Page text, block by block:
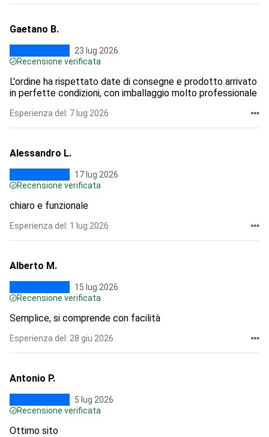
Gaetano B.
23 lug 2026
Recensione verificata
L'ordine ha rispettato date di consegne e prodotto arrivato
in perfette condizioni, con imballaggio molto professionale
Esperienza del: 7 lug 2026
Alessandro L.
17 lug 2026
Recensione verificata
chiaro e funzionale
Esperienza del: 1 lug 2026
Alberto M.
15 lug 2026
Recensione verificata
Semplice, si comprende con facilità
Esperienza del: 28 giu 2026
Antonio P.
5 lug 2026
Recensione verificata
Ottimo sito